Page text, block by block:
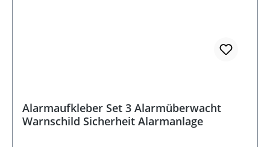
Alarmaufkleber Set 3 Alarmüberwacht
Warnschild Sicherheit Alarmanlage